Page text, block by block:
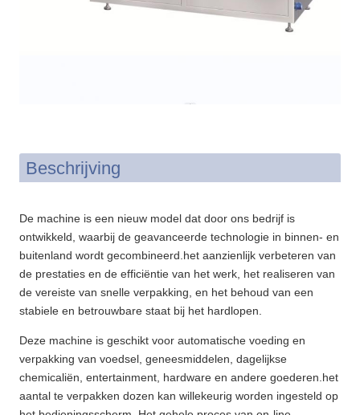
Beschrijving
De machine is een nieuw model dat door ons bedrijf is
ontwikkeld, waarbij de geavanceerde technologie in binnen- en
buitenland wordt gecombineerd.het aanzienlijk verbeteren van
de prestaties en de efficiëntie van het werk, het realiseren van
de vereiste van snelle verpakking, en het behoud van een
stabiele en betrouwbare staat bij het hardlopen.
Deze machine is geschikt voor automatische voeding en
verpakking van voedsel, geneesmiddelen, dagelijkse
chemicaliën, entertainment, hardware en andere goederen.het
aantal te verpakken dozen kan willekeurig worden ingesteld op